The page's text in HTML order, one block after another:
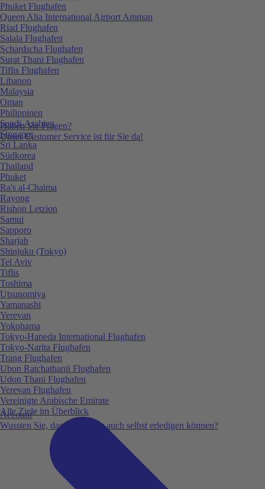
Haben Sie Fragen?
Unser Customer Service ist für Sie da!
Account
Wussten Sie, dass Sie vieles auch selbst erledigen können?
Phuket Flughafen
Queen Alia International Airport Amman
Riad Flughafen
Salala Flughafen
Schardscha Flughafen
Surat Thani Flughafen
Tiflis Flughafen
Libanon
Malaysia
Oman
Philippinen
Saudi-Arabien
Singapur
Sri Lanka
Südkorea
Thailand
Phuket
Ra's al-Chaima
Rayong
Rishon Letzion
Samui
Sapporo
Sharjah
Shinjuku (Tokyo)
Tel Aviv
Tiflis
Toshima
Utsunomiya
Yamanashi
Yerevan
Yokohama
Tokyo-Haneda International Flughafen
Tokyo-Narita Flughafen
Trang Flughafen
Ubon Ratchathanii Flughafen
Udon Thani Flughafen
Yerevan Flughafen
Vereinigte Arabische Emirate
Alle Ziele im Überblick